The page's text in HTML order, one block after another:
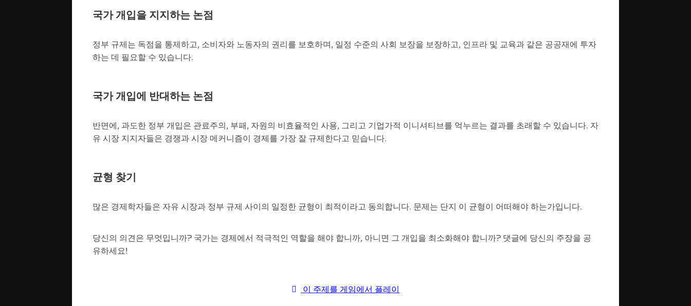
국가 개입을 지지하는 논점
정부 규제는 독점을 통제하고, 소비자와 노동자의 권리를 보호하며, 일정 수준의 사회 보장을 보장하고, 인프라 및 교육과 같은 공공재에 투자
하는 데 필요할 수 있습니다.
국가 개입에 반대하는 논점
반면에, 과도한 정부 개입은 관료주의, 부패, 자원의 비효율적인 사용, 그리고 기업가적 이니셔티브를 억누르는 결과를 초래할 수 있습니다. 자
유 시장 지지자들은 경쟁과 시장 메커니즘이 경제를 가장 잘 규제한다고 믿습니다.
균형 찾기
많은 경제학자들은 자유 시장과 정부 규제 사이의 일정한 균형이 최적이라고 동의합니다. 문제는 단지 이 균형이 어떠해야 하는가입니다.
당신의 의견은 무엇입니까? 국가는 경제에서 적극적인 역할을 해야 합니까, 아니면 그 개입을 최소화해야 합니까? 댓글에 당신의 주장을 공
유하세요!
이 주제를 게임에서 플레이